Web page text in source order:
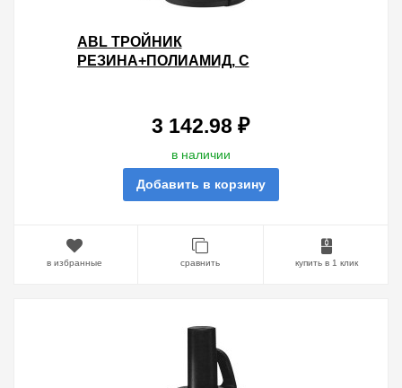
ABL ТРОЙНИК
РЕЗИНА+ПОЛИАМИД, С
ИНДИКАТОР НАПРЯЖЕНИЯ IP54,
3 142.98 ₽
в наличии
Добавить в корзину
в избранные сравнить купить в 1 клик